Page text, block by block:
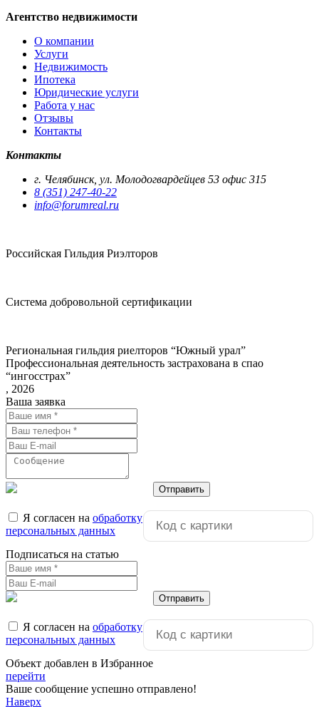
Агентство недвижимости
О компании
Услуги
Недвижимость
Ипотека
Юридические услуги
Работа у нас
Отзывы
Контакты
Контакты
г. Челябинск, ул. Молодогвардейцев 53 офис 315
8 (351) 247-40-22
info@forumreal.ru
Российская Гильдия Риэлторов
Система добровольной сертификации
Региональная гильдия риелторов “Южный урал”
Профессиональная деятельность застрахована в спао
“ингосстрах”
, 2026
Ваша заявка
Отправить
Я согласен на обработку
персональных данных
Подписаться на статью
Отправить
Я согласен на обработку
персональных данных
Объект добавлен в Избранное
перейти
Ваше сообщение успешно отправлено!
Наверх